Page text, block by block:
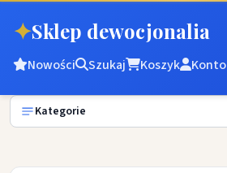
✦Sklep dewocjonalia
Nowości Szukaj Koszyk Konto
Kategorie